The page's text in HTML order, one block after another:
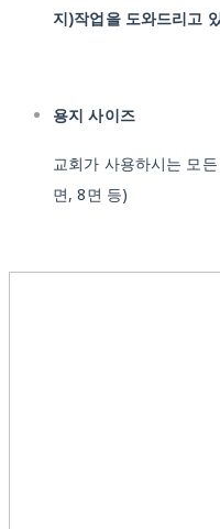
지)작업을 도와드리고
용지 사이즈
교회가 사용하시는 모
면, 8면 등)